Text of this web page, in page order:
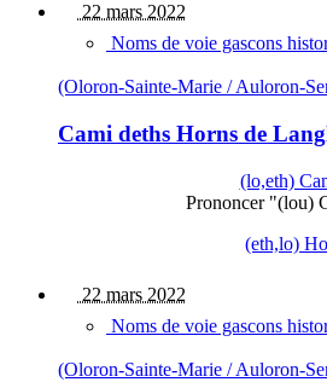
22 mars 2022
Noms de voie gascons
(Oloron-Sainte-Marie / Auloron-
Cami deths Horns de
(lo,eth)
Prononcer "(lou)
(eth,lo)
22 mars 2022
Noms de voie gascons
(Oloron-Sainte-Marie / Auloron-